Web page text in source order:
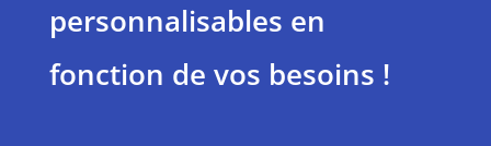
personnalisables en
fonction de vos besoins !